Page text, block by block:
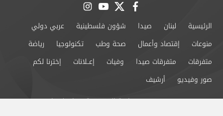
facebook
twitter
youtube
instagram
الرئيسية لبنان صيدا شؤون فلسطينية
عربي دولي
منوعات
إقتصاد وأعمال صحة وطب تكنولوجيا
رياضة
متفرقات
متفرقات صيدا وفيات إعــلانات
إخترنا لكم
صور وفيديو
أرشيف
من نحن
سياسة الخصوصية اتصل بنا